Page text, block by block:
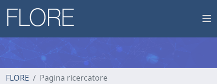
FLORE Pagina ricercatore